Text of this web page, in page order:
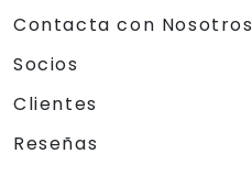
Contacta con Nosotros
Socios
Clientes
Reseñas